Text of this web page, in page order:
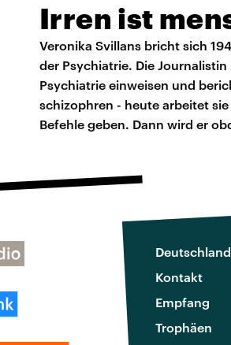
Irren ist
Veronika Svillans bricht sich
der Psychiatrie. Die
Psychiatrie einweisen und
schizophren - heute arbeitet
Befehle geben. Dann wird er
Kontakt
Empfang
Trophäen